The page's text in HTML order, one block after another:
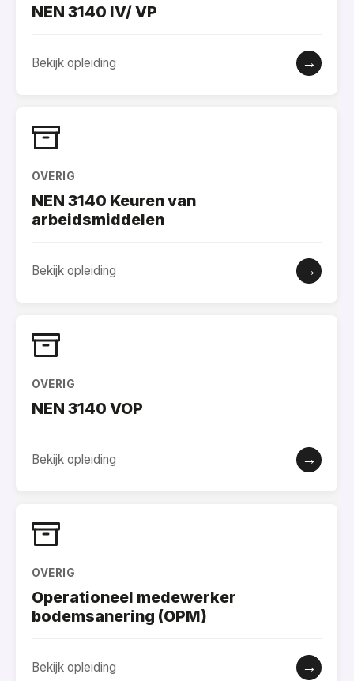
NEN 3140 IV/ VP
Bekijk opleiding →
OVERIG
NEN 3140 Keuren van
arbeidsmiddelen
Bekijk opleiding →
OVERIG
NEN 3140 VOP
Bekijk opleiding →
OVERIG
Operationeel medewerker
bodemsanering (OPM)
Bekijk opleiding →